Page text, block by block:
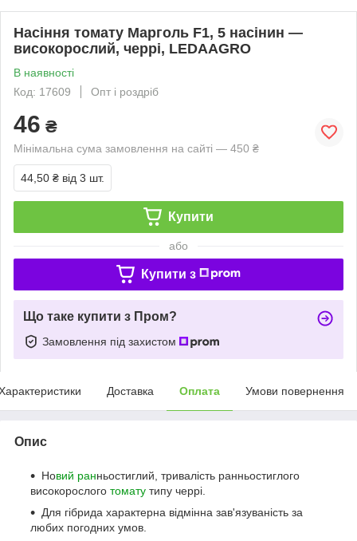
Насіння томату Марголь F1, 5 насінин —
високорослий, черрі, LEDAAGRO
В наявності
Код: 17609
Опт і роздріб
46 ₴
Мінімальна сума замовлення на сайті — 450 ₴
44,50 ₴ від 3 шт.
Купити
або
Купити з
Що таке купити з Пром?
Замовлення під захистом
Доставка Оплата Умови повернення
Опис
Новий ранньостиглий, тривалість ранньостиглого
високорослого томату типу черрі.
Для гібрида характерна відмінна зав'язуваність за
любих погодних умов.